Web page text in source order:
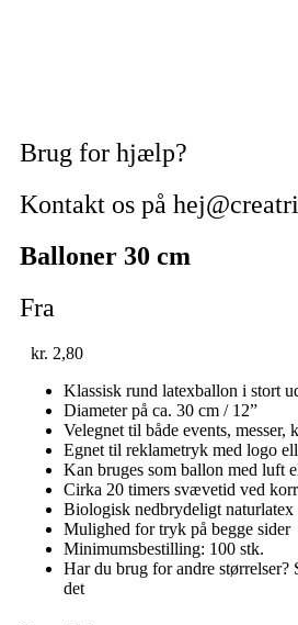
Brug for hjælp?
Kontakt os på
Balloner 30 cm
Fra
kr. 2,80
Klassisk rund latexballon i stort
Diameter på ca. 30 cm / 12”
Velegnet til både events, messer,
Egnet til reklametryk med logo
Kan bruges som ballon med luft
Cirka 20 timers svævetid ved
Biologisk nedbrydeligt naturlatex
Mulighed for tryk på begge sider
Minimumsbestilling: 100 stk.
Har du brug for andre størrelser?
det